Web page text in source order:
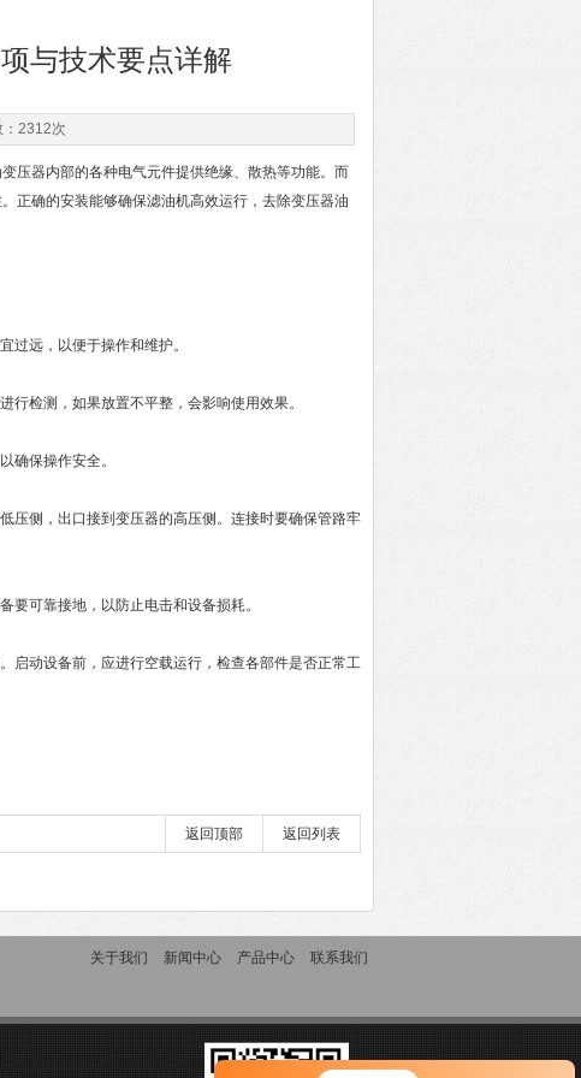
您好！欢迎前来咨询，很高兴为您
与技术要点详解
2312次
器内部的各种电气元件提供绝缘、散热等功能。而
正确的安装能够确保滤油机高效运行，去除变压器油
远，以便于操作和维护。
检测，如果放置不平整，会影响使用效果。
保操作安全。
侧，出口接到变压器的高压侧。连接时要确保管路牢
可靠接地，以防止电击和设备损耗。
动设备前，应进行空载运行，检查各部件是否正常工
返回列表
返回顶部
关于我们 新闻中心 产品中心 联系我们